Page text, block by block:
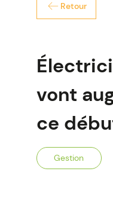
Retour
vont
ce
Gestion